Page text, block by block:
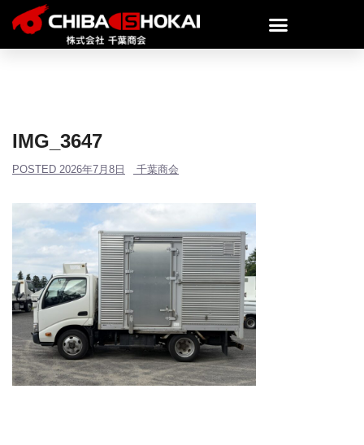
IMG_3647
POSTED 2026年7月8日 千葉商会